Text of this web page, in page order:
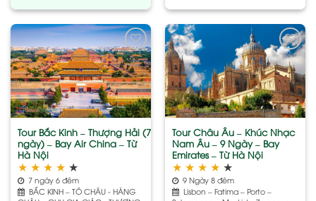
Add
to
wishlist
Tour Bắc Kinh – Thượng Hải (7
ngày) – Bay Air China – Từ
Hà Nội
★ ★ ★ ★ ★
7 ngày 6 đêm
BẮC KINH – TÔ CHÂU - HÀNG
Add
to
wishlist
Tour Châu Âu – Khúc Nhạc
Nam Âu – 9 Ngày – Bay
Emirates – Từ Hà Nội
★ ★ ★ ★ ★
9 Ngày 8 đêm
Lisbon – Fatima – Porto –